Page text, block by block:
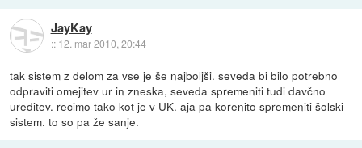
JayKay
:: 12. mar 2010, 20:44
tak sistem z delom za vse je še najboljši. seveda bi bilo potrebno
odpraviti omejitev ur in zneska, seveda spremeniti tudi davčno
ureditev. recimo tako kot je v UK. aja pa korenito spremeniti šolski
sistem. to so pa že sanje.